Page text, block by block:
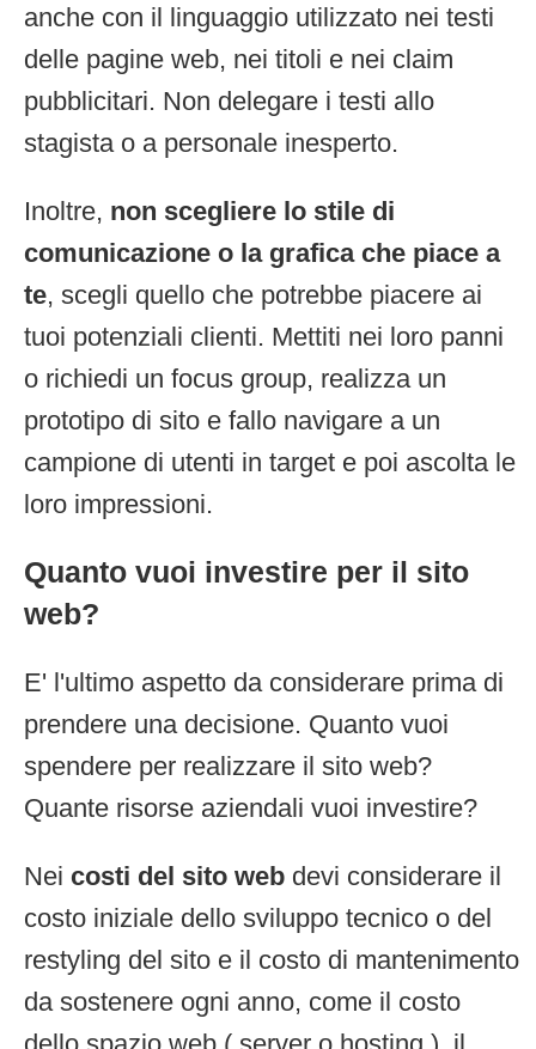
anche con il linguaggio utilizzato nei testi
delle pagine web, nei titoli e nei claim
pubblicitari. Non delegare i testi allo
stagista o a personale inesperto.
Inoltre, non scegliere lo stile di
comunicazione o la grafica che piace a
te, scegli quello che potrebbe piacere ai
tuoi potenziali clienti. Mettiti nei loro panni
o richiedi un focus group, realizza un
prototipo di sito e fallo navigare a un
campione di utenti in target e poi ascolta le
loro impressioni.
Quanto vuoi investire per il sito
web?
E' l'ultimo aspetto da considerare prima di
prendere una decisione. Quanto vuoi
spendere per realizzare il sito web?
Quante risorse aziendali vuoi investire?
Nei costi del sito web devi considerare il
costo iniziale dello sviluppo tecnico o del
restyling del sito e il costo di mantenimento
da sostenere ogni anno, come il costo